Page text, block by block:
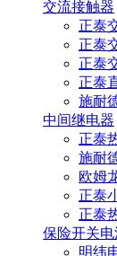
交流接触器
正泰
正泰
正泰
正泰
施耐
中间继电器
正泰
施耐
欧姆
正泰
正泰
保险开关电
明纬